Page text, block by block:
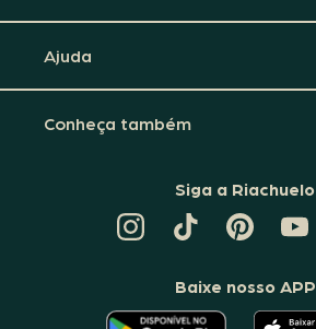
Ajuda
Conheça também
Siga a Riachuelo
TIKTOK
DA
PINTEREST
DA
DA
Baixe nosso APP
O